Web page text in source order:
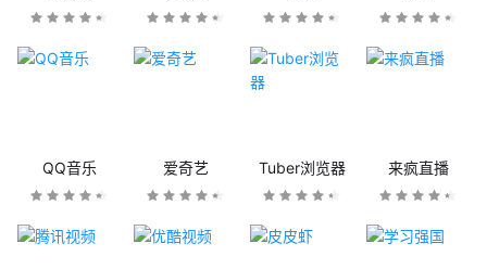
QQ音乐 爱奇艺 Tuber浏览器 来疯直播